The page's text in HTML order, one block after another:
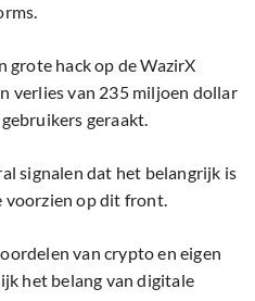
grote hack op de WazirX
verlies van 235 miljoen dollar
geraakt.
signalen dat het belangrijk is
voorzien op dit front.
van crypto en eigen
het belang van digitale